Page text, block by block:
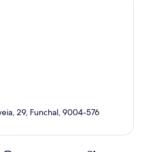
29, Funchal, 9004-576